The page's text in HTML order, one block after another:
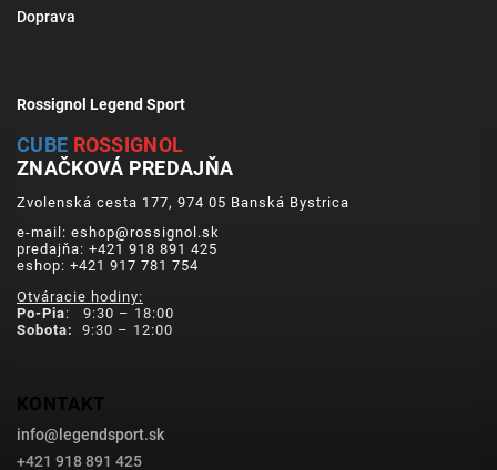
Doprava
Rossignol Legend Sport
CUBE ROSSIGNOL
ZNAČKOVÁ PREDAJŇA
Zvolenská cesta 177, 974 05 Banská Bystrica
e-mail: eshop@rossignol.sk
predajňa: +421 918 891 425
eshop: +421 917 781 754
Otváracie hodiny:
Po-Pia: 9:30 – 18:00
Sobota:
9:30 – 12:00
KONTAKT
info@ legendsport.sk
+421 918 891 425